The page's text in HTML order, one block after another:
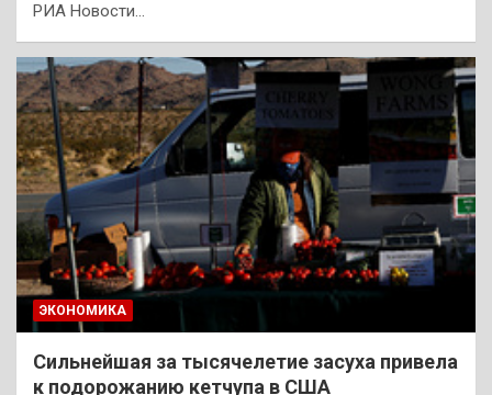
РИА Новости…
ЭКОНОМИКА
Сильнейшая за тысячелетие засуха привела
к подорожанию кетчупа в США